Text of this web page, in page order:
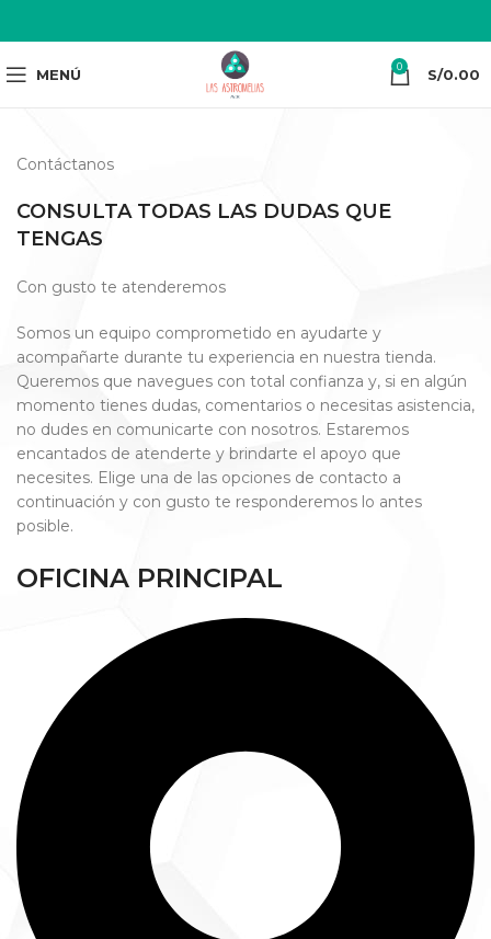
MENÚ 0 S/0.00
Contáctanos
CONSULTA TODAS LAS DUDAS QUE
TENGAS
Con gusto te atenderemos
Somos un equipo comprometido en ayudarte y
acompañarte durante tu experiencia en nuestra tienda.
Queremos que navegues con total confianza y, si en algún
momento tienes dudas, comentarios o necesitas asistencia,
no dudes en comunicarte con nosotros. Estaremos
encantados de atenderte y brindarte el apoyo que
necesites. Elige una de las opciones de contacto a
continuación y con gusto te responderemos lo antes
posible.
OFICINA PRINCIPAL